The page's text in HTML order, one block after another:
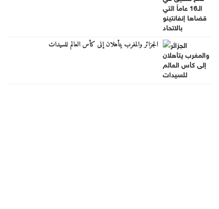
الجزائر والمغرب يتأهلان إلى كأس العالم للسيدات